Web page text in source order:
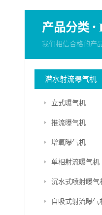
产品分类 ·
我们相信合格的产
潜水射流曝气机
立式曝气机
推流曝气机
增氧曝气机
单相射流曝气机
沉水式喷射曝气
自吸式射流曝气